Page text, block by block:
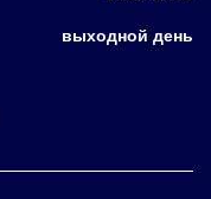
выходной день